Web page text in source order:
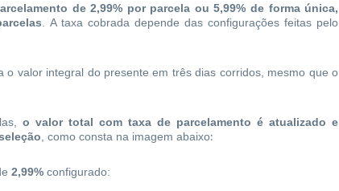
de 2,99% por parcela ou 5,99% de forma única,
. A taxa cobrada depende das configurações feitas pelo
o valor integral do presente em três dias corridos, mesmo que o
o valor total com taxa de parcelamento é atualizado e
, como consta na imagem abaixo:
2,99% configurado: